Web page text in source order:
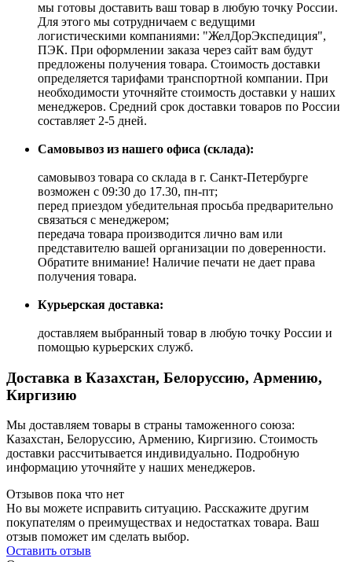
мы готовы доставить ваш товар в любую точку России.
Для этого мы сотрудничаем с ведущими
логистическими компаниями: "ЖелДорЭкспедиция",
ПЭК. При оформлении заказа через сайт вам будут
предложены получения товара. Стоимость доставки
определяется тарифами транспортной компании. При
необходимости уточняйте стоимость доставки у наших
менеджеров. Средний срок доставки товаров по России
составляет 2-5 дней.
Самовывоз из нашего офиса (склада):
самовывоз товара со склада в г. Санкт-Петербурге
возможен с 09:30 до 17.30, пн-пт;
перед приездом убедительная просьба предварительно
связаться с менеджером;
передача товара производится лично вам или
представителю вашей организации по доверенности.
Обратите внимание! Наличие печати не дает права
получения товара.
Курьерская доставка:
доставляем выбранный товар в любую точку России и
помощью курьерских служб.
Доставка в Казахстан, Белоруссию, Армению,
Киргизию
Мы доставляем товары в страны таможенного союза:
Казахстан, Белоруссию, Армению, Киргизию. Стоимость
доставки рассчитывается индивидуально. Подробную
информацию уточняйте у наших менеджеров.
Отзывов пока что нет
Но вы можете исправить ситуацию. Расскажите другим
покупателям о преимуществах и недостатках товара. Ваш
отзыв поможет им сделать выбор.
Оставить отзыв